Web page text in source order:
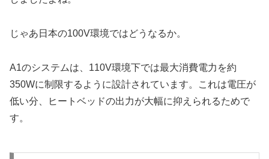
じゃあ日本の100V環境ではどうなるか。
A1のシステムは、110V環境下では最大消費電力を約
350Wに制限するように設計されています。これは電圧が
低い分、ヒートベッドの出力が大幅に抑えられるためで
す。